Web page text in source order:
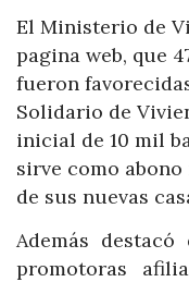
El Ministerio de
pagina web, que
fueron
Solidario de
inicial de 10 mil
sirve como
de sus nuevas
Además
promotoras